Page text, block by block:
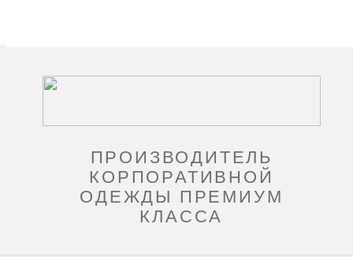
ПРОИЗВОДИТЕЛЬ
КОРПОРАТИВНОЙ
ОДЕЖДЫ ПРЕМИУМ
КЛАССА